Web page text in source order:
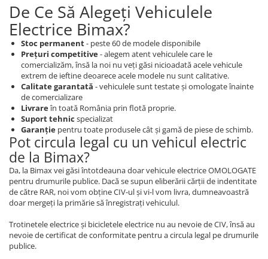
Huse / Parbrize
Toamna-Iarna
Oglinzi
Antifurturi
Cosuri, Cutii, Scaune
Suport Telefoane
Pompe
Diverse Electronice
Husa Tricicleta Electrica
Lumini Bicicleta
Aparatori Noroi Bicicleta
Accesorii Triciclete Electrice
De Ce Să Alegeți Vehiculele
Electrice Bimax?
Stoc permanent- peste 60 de modele disponibile
Prețuri competitive- alegem atent vehiculele care le
comercializăm, însă la noi nu veți găsi nicioadată acele vehicule
extrem de ieftine deoarece acele modele nu sunt calitative.
Calitate garantată - vehiculele sunt testate și omologate înainte
de comercializare
Livrareîn toată România prin flotă proprie.
Suport tehnic specializat
Garanție pentru toate produsele cât și gamă de piese de schimb.
Pot circula legal cu un vehicul electric
de la Bimax?
Da, la Bimax vei găsi întotdeauna doar vehicule electrice OMOLOGATE
pentru drumurile publice. Dacă se supun eliberării cărții de indentitate
de către RAR, noi vom obține CIV-ul și vi-l vom livra, dumneavoastră
doar mergeți la primărie să înregistrați vehiculul.
Trotinetele electrice și bicicletele electrice nu au nevoie de CIV, însă au
nevoie de certificat de conformitate pentru a circula legal pe drumurile
publice.